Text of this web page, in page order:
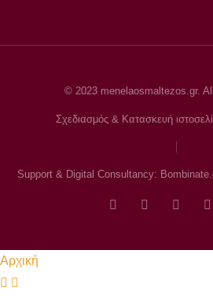
© 2023 menelaosmaltezos.gr.
Σχεδιασμός & Κατασκευή
Support & Digital Consultancy:
Αρχική